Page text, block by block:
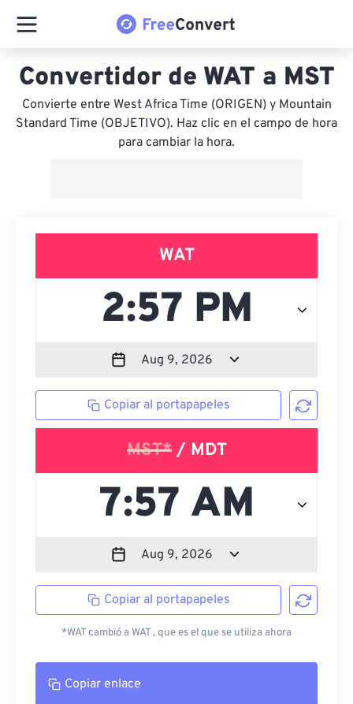
Convertidor de WAT a MST
Convierte entre West Africa Time (ORIGEN) y Mountain
Standard Time (OBJETIVO). Haz clic en el campo de hora
para cambiar la hora.
WAT
Copiar al portapapeles
MST*/ MDT
Copiar al portapapeles
*WAT cambió a WAT , que es el que se utiliza ahora
Copiar enlace